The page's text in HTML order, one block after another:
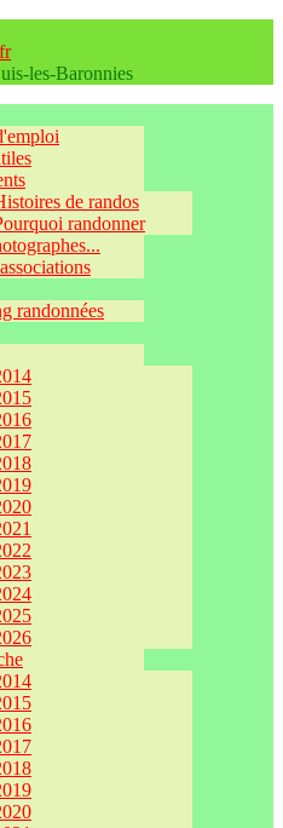
les-Baronnies
de randos
randonner
randonnées